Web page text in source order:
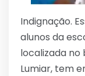
Indignação.
alunos da
localizada no
Lumiar, tem